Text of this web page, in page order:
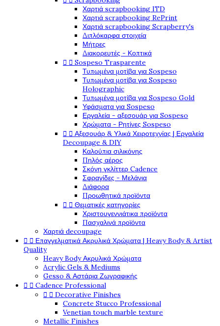
Χαρτιά scrapbooking ITD
Χαρτιά scrapbooking RePrint
Χαρτιά scrapbooking Scrapberry's
Διπλόκαρφα στοιχεία
Μήτρες
Διακορευτές - Κοπτικά
  Sospeso Trasparente
Τυπωμένα μοτίβα για Sospeso
Τυπωμένα μοτίβα για Sospeso
Holographic
Τυπωμένα μοτίβα για Sospeso Gold
Υφάσματα για Sospeso
Εργαλεία - αξεσουάρ για Sospeso
Χρώματα - Ρητίνες Sospeso
  Αξεσουάρ & Υλικά Χειροτεχνίας | Εργαλεία
Decoupage & DIY
Καλούπια σιλικόνης
Πηλός αέρος
Σκόνη γκλίττερ Cadence
Σφραγίδες - Μελάνια
Διάφορα
Προωθητικά προϊόντα
  Θεματικές κατηγορίες
Χριστουγεννιάτικα προϊόντα
Πασχαλινά προϊόντα
Χαρτιά decoupage
  Επαγγελματικά Ακρυλικά Χρώματα | Heavy Body & Artist
Quality
Heavy Body Ακρυλικά Χρώματα
Acrylic Gels & Mediums
Gesso & Αστάρια Ζωγραφικής
  Cadence Professional
  Decorative Finishes
Concrete Stucco Professional
Venetian touch marble texture
Metallic Finishes